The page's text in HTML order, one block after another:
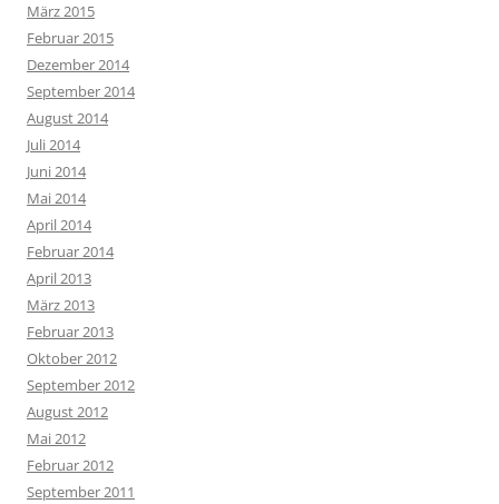
März 2015
Februar 2015
Dezember 2014
September 2014
August 2014
Juli 2014
Juni 2014
Mai 2014
April 2014
Februar 2014
April 2013
März 2013
Februar 2013
Oktober 2012
September 2012
August 2012
Mai 2012
Februar 2012
September 2011